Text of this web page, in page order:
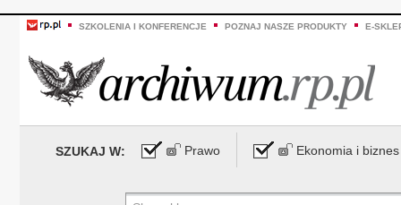
SZKOLENIA I KONFERENCJE POZNAJ NASZE PRODUKTY E-
SZUKAJ W: Prawo Ekonomia i biznes